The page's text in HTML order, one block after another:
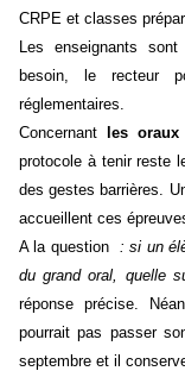
CRPE et classes
Les enseignants
besoin, le recteur
réglementaires.
Concernant
les oraux
protocole à tenir reste
des gestes barrières.
accueillent ces
A la question : si un
du grand oral, quelle
réponse précise.
pourrait pas passer
septembre et il